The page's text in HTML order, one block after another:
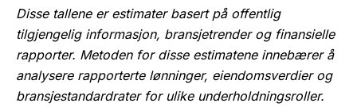
Disse tallene er estimater basert på offentlig
tilgjengelig informasjon, bransjetrender og finansielle
rapporter. Metoden for disse estimatene innebærer å
analysere rapporterte lønninger, eiendomsverdier og
bransjestandardrater for ulike underholdningsroller.